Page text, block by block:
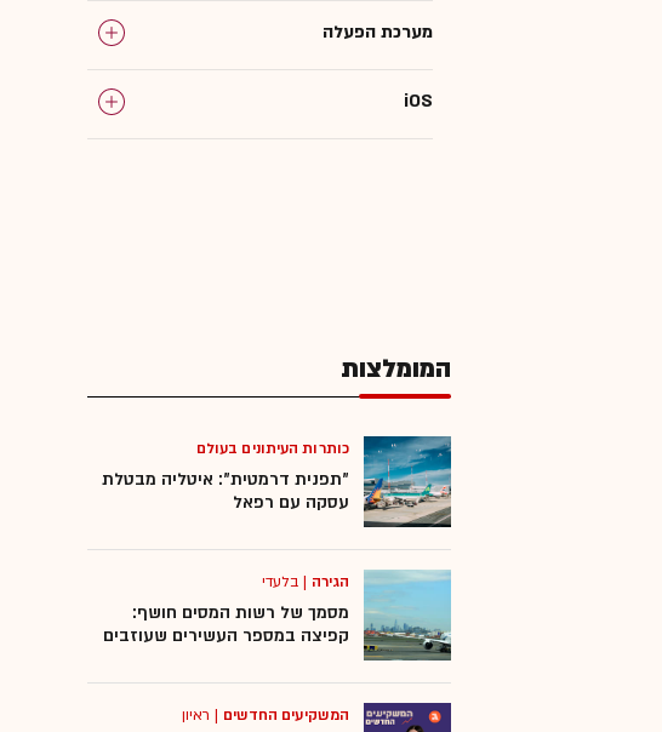
מערכת הפעלה
iOS
המומלצות
כותרות העיתונים בעולם
"תפנית דרמטית": איטליה מבטלת
עסקה עם רפאל
הגירה |בלעדי
מסמך של רשות המסים חושף:
קפיצה במספר העשירים שעוזבים
המשקיעים החדשים | ראיון